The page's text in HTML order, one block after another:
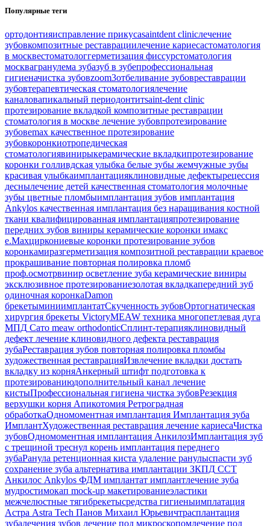
Популярные теги
ортодонтияисправление прикусаsaintdent clinicлечение
зубовкомпозитные реставрациилечение кариесастоматология
в москвестоматологгерметизация фиссурстоматология
москвагранулема зубазуб в зубепрофессиональная
гигиеначистка зубовzoom3отбеливание зубовреставрации
зубовтерапевтическая стоматологиялечение
каналовапикальный периодонтитsaint-dent clinic
протезирование вкладкой композитные реставрации
стоматология в москве лечение зубовпротезирование
зубовemax качественное протезирование
зубовкоронкиотропедическая
стоматологиявинирыкерамические вкладкипротезирование
коронки голливдская улыбка белые зубы жемчужные зубы
красивая улыбкаимплантацияклиновидные дефектырецессия
деснылечение детей качественная стоматология молочные
зубы цветные пломбыимплантация зубов имплантация
Ankylos качественная имплантация без наращивания костной
ткани квалифицированная имплантацияпротезирование
передних зубов виниры керамические коронки имакс
e.Maxциркониевые коронки протезирование зубов
коронкамиразгерметизация композитной реставрации краевое
прокрашивание повторная полировка пломб
проф.осмотрвинир осветление зуба керамические виниры
эксклюзивное протезированиезолотая вкладкапередний зуб
одиночная коронкаDamon
брекетыминиимплантатСкученность зубовОртогнатическая
хирургия брекеты VictoryMEAW техника многопетлевая дуга
МПД Сато meaw orthodonticСплинт-терапияклиновидный
дефект лечение клиновидного дефекта реставрация
зубаРеставрация зубов повторная полировка пломбы
художественная реставрацияИзвлечение вкладки достать
вкладку из корняАнкерный штифт подготовка к
протезированиюдополнительный канал лечение
кистыПрофессиональная гигиена чистка зубовРезекция
верхушки корня Апикотомия Ретроградная
обработкаОдномоментная имплантация Имплантация зуба
ИмплантХудожественная реставрация лечение кариесаЧистка
зубовОдномоментная имплантация АнкилозИмплантация зуб
с трещиной треснул корень имплантация переднего
зубаРанула ретенционная киста удаление ранулыспасти зуб
сохранение зуба альтернатива имплантации ЗКПД ССТ
Анкилос Ankylos ФДМ имплантат имплантлечение зуба
мудростимокап mock-up макетированиеэластики
межчелюстные тягибрекетысредства гигиеныимплатация
Астра Astra Tech Панов Михаил Юрьевичтрасплантация
зубалечения зубов лечение под микроскопомлечение под